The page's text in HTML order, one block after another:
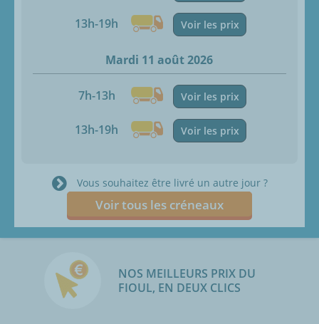
13h-19h Voir les prix
Mardi 11 août 2026
7h-13h Voir les prix
13h-19h Voir les prix
Vous souhaitez être livré un autre jour ?
Voir tous les créneaux
NOS MEILLEURS PRIX DU
FIOUL, EN DEUX CLICS